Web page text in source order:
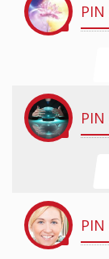
PIN
PIN
PIN